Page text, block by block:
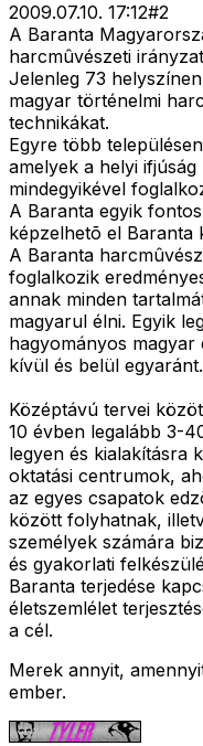
2009.07.10. 17:12#2
A Baranta
harcmûvészeti
Jelenleg 73
magyar történelmi
technikákat.
Egyre több
amelyek a helyi
mindegyikével
A Baranta egyik
képzelhetõ el Baranta
A Baranta
foglalkozik
annak minden
magyarul élni. Egyik
hagyományos
kívül és belül egyaránt.
Középtávú tervei
10 évben legalább 3-
legyen és kialakításra
oktatási centrumok,
az egyes csapatok
között folyhatnak,
személyek számára
és gyakorlati
Baranta terjedése
életszemlélet
a cél.
Merek annyit,
ember.